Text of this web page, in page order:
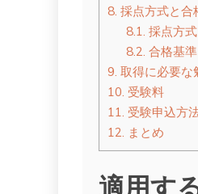
8. 採点方式と合
8.1. 採点方式
8.2. 合格基準
9. 取得に必要な
10. 受験料
11. 受験申込方
12. まとめ
適用す